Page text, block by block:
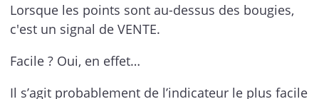
Lorsque les points sont au-dessus des bougies,
c'est un signal de VENTE.
Facile ? Oui, en effet…
Il s’agit probablement de l’indicateur le plus facile